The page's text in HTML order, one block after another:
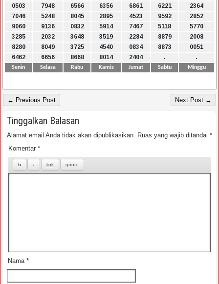
0503
7948 6566 6356 6861 6221
2364
7046
5248 8045 2895 4523 9592
2852
9060
9136 0832 5914 7467 5118
5770
3285
2032 3648 3519 2284 8879
2008
8280
8049 3725 4540 0834 8873
0051
6462
6656 8668 8014 2404 . .
Senin Selasa Rabu Kamis Jumat Sabtu Minggu
← Previous Post Next Post →
Tinggalkan Balasan
Alamat email Anda tidak akan dipublikasikan. Ruas yang wajib ditandai *
Komentar *
Nama *